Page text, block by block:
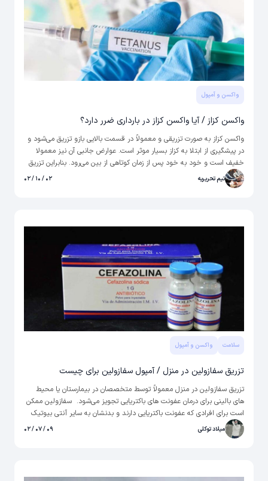
واکسن و آمپول
واکسن کزاز / آیا واکسن کزاز در بارداری ضرر دارد؟
واکسن کزاز به صورت تزریقی و معمولاً در قسمت بالایی بازو تزریق می‌شود و
در پیشگیری از ابتلا به کزاز بسیار موثر است. عوارض جانبی آن نیز معمولا
خفیف است و خود به خود پس از زمان کوتاهی از بین می‌رود. بنابراین تزریق
این واکسن به طور کلی توضیه می‌شود. در این مقاله از مجله سلامت «حال»
اطلاعات کاملی از واکسن کزاز تهیه شده که می‌توانید در ادامه آن را مطالعه
تیم تحریریه ۰۲ / ۱۰ / ۰۲
سلامت واکسن و آمپول
تزریق سفازولین در منزل / آمپول سفازولین برای چیست
تزریق سفازولین در منزل معمولاً توسط متخصصان در بیمارستان یا محیط
های بالینی برای درمان عفونت های باکتریایی تجویز می‌شود. سفازولین ممکن
است برای افرادی که عفونت باکتریایی دارند و بدنشان به سایر آنتی بیوتیک
ها پاسخ نمی دهد یا برای افرادی که در معرض خطر ابتلا به عفونت پس از
جراحی هستند تجویز شود.
میلاد توکلی ۰۹ / ۰۷ / ۰۲